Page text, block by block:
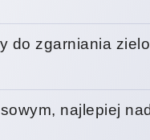
do zgarniania
najlepiej